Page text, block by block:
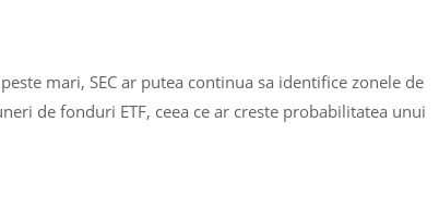
mari, SEC ar putea continua sa identifice zonele de
de fonduri ETF, ceea ce ar creste probabilitatea unui